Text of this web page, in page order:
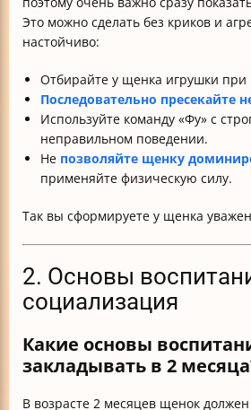
Это можно сделать без криков и
настойчиво:
Отбирайте у щенка игрушки при
Последовательно пресекайте
Используйте команду «Фу» с
неправильном поведении.
Не позволяйте щенку
применяйте физическую силу.
Так вы сформируете у щенка
2. Основы
социализация
Какие основы
закладывать в 2
В возрасте 2 месяцев щенок